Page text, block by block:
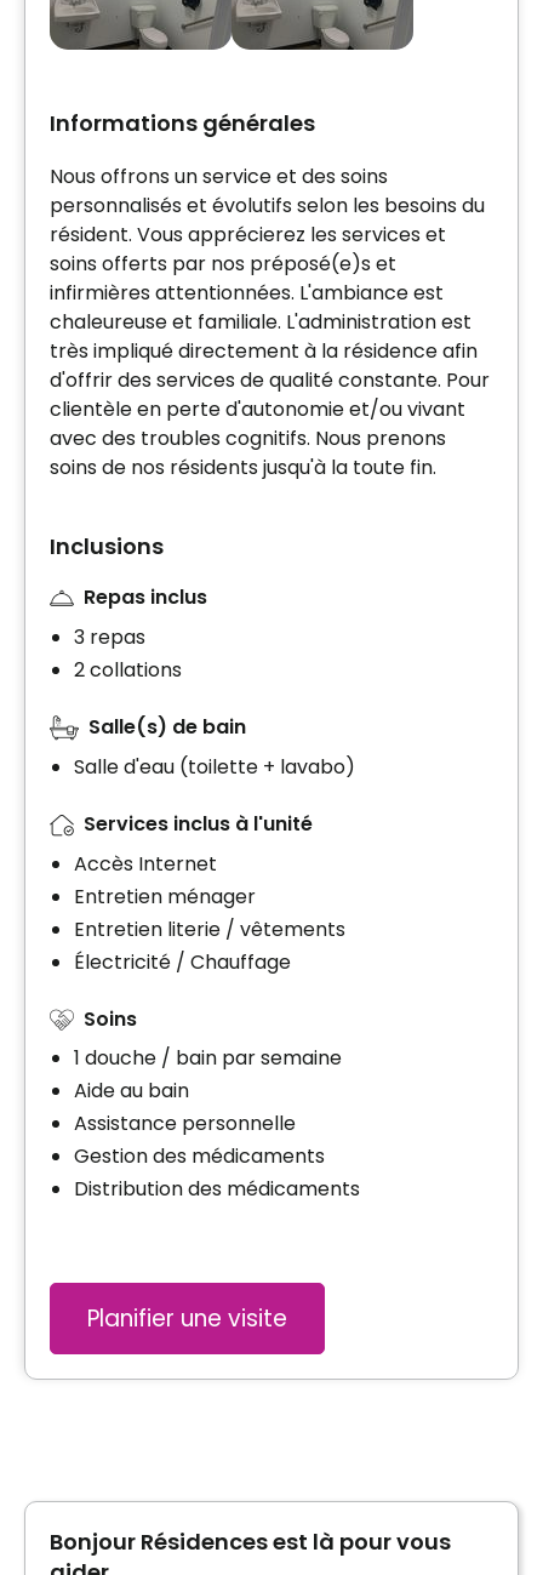
Informations générales
Nous offrons un service et des soins
personnalisés et évolutifs selon les besoins du
résident. Vous apprécierez les services et
soins offerts par nos préposé(e)s et
infirmières attentionnées. L'ambiance est
chaleureuse et familiale. L'administration est
très impliqué directement à la résidence afin
d'offrir des services de qualité constante. Pour
clientèle en perte d'autonomie et/ou vivant
avec des troubles cognitifs. Nous prenons
soins de nos résidents jusqu'à la toute fin.
Inclusions
Repas inclus
3 repas
2 collations
Salle(s) de bain
Salle d'eau (toilette + lavabo)
Services inclus à l'unité
Accès Internet
Entretien ménager
Entretien literie / vêtements
Électricité / Chauffage
Soins
1 douche / bain par semaine
Aide au bain
Assistance personnelle
Gestion des médicaments
Distribution des médicaments
Planifier une visite
Bonjour Résidences est là pour vous